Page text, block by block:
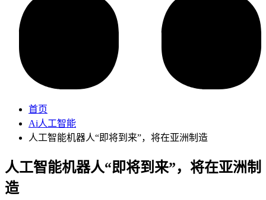
首页
Ai人工智能
人工智能机器人“即将到来”，将在亚洲制造
人工智能机器人“即将到来”，将在亚洲制
造